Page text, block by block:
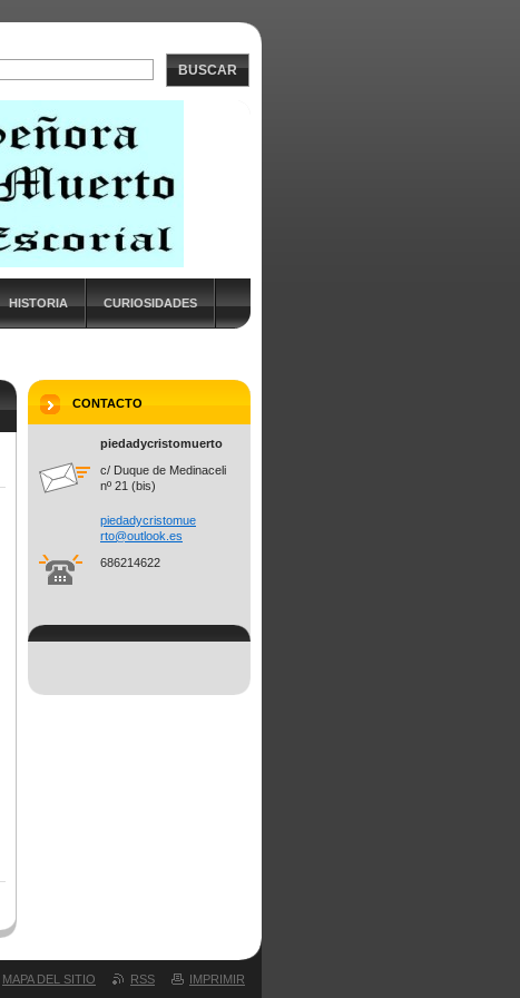
HISTORIA CURIOSIDADES
CONTACTO
piedadycristomuerto
c/ Duque de Medinaceli
nº 21 (bis)
piedadycristomue
rto@outlook.es
686214622
BUSCAR
MAPA DEL SITIO RSS IMPRIMIR